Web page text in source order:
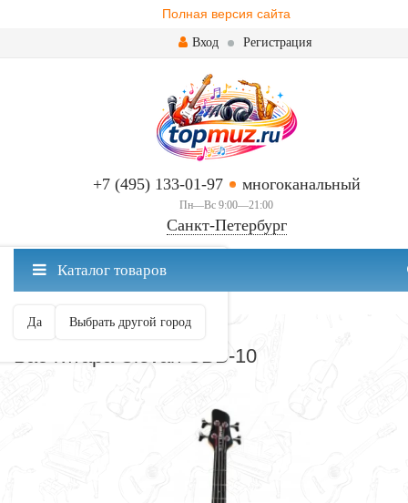
Полная версия сайта
Вход Регистрация
+7 (495) 133-01-97 многоканальный
Пн—Вс 9:00—21:00
Санкт-Петербург
Санкт-Петербург ваш город?
Да Выбрать другой город
Каталог товаров
БАС-ГИТАРЫ
Бас-гитара Clevan CBB-10